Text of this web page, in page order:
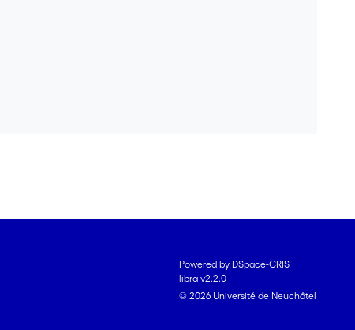
Powered by DSpace-CRIS
libra v2.2.0
© 2026 Université de Neuchâtel